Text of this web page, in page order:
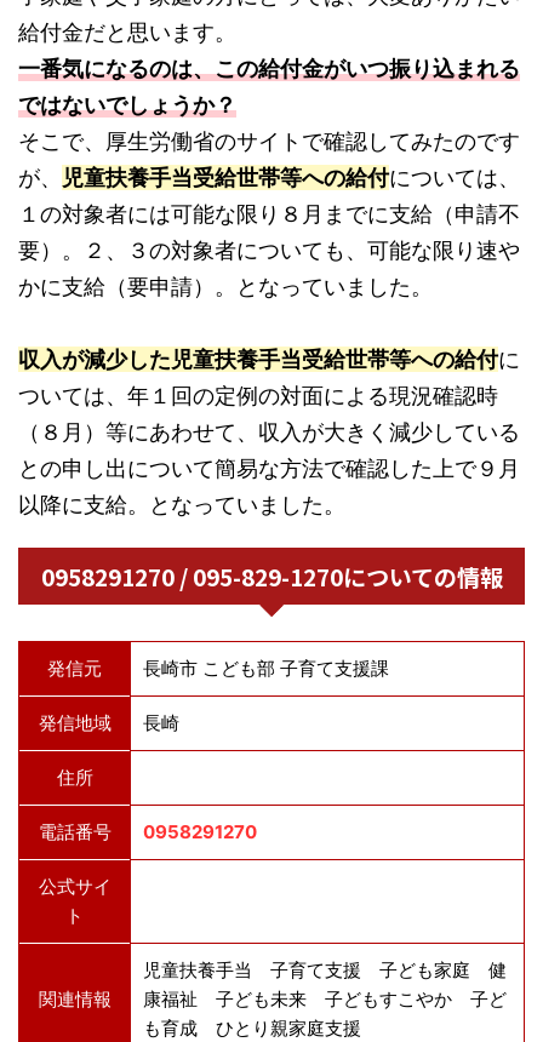
給付金だと思います。
一番気になるのは、この給付金がいつ振り込まれる
ではないでしょうか？
そこで、厚生労働省のサイトで確認してみたのです
が、
児童扶養手当受給世帯等への給付については、
１の対象者には可能な限り８月までに支給（申請不
要）。２、３の対象者についても、可能な限り速や
かに支給（要申請）。となっていました。
収入が減少した児童扶養手当受給世帯等への給付に
ついては、年１回の定例の対面による現況確認時
（８月）等にあわせて、収入が大きく減少している
との申し出について簡易な方法で確認した上で９月
以降に支給。となっていました。
0958291270 / 095-829-1270についての情報
発信元 長崎市 こども部 子育て支援課
発信地域 長崎
住所
電話番号 0958291270
公式サイ
ト
関連情報
児童扶養手当 子育て支援 子ども家庭 健
康福祉 子ども未来 子どもすこやか 子ど
も育成 ひとり親家庭支援